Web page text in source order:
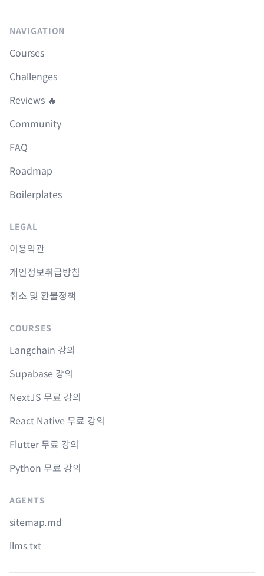
NAVIGATION
Courses
Challenges
Reviews 🔥
Community
FAQ
Roadmap
Boilerplates
LEGAL
이용약관
개인정보취급방침
취소 및 환불정책
COURSES
Langchain 강의
Supabase 강의
NextJS 무료 강의
React Native 무료 강의
Flutter 무료 강의
Python 무료 강의
AGENTS
sitemap.md
llms.txt